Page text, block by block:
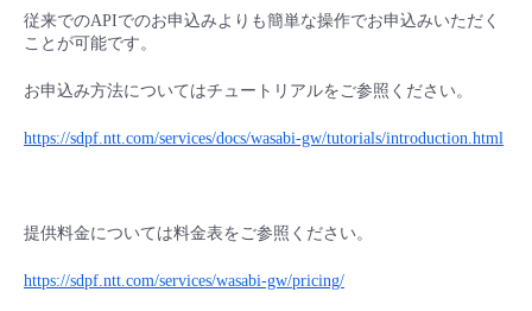
従来でのAPIでのお申込みよりも簡単な操作でお申込みいただく
ことが可能です。
お申込み方法についてはチュートリアルをご参照ください。
https://sdpf.ntt.com/services/docs/wasabi-gw/tutorials/introduction.html
提供料金については料金表をご参照ください。
https://sdpf.ntt.com/services/wasabi-gw/pricing/